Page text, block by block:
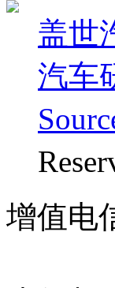
盖世
汽车
增值电